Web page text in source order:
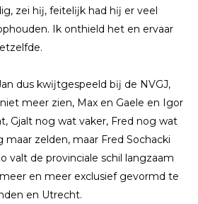
zei hĳ, feitelĳk had hĳ er veel
Ik onthield het en ervaar
dus kwĳtgespeeld bĳ de NVGJ,
meer zien, Max en Gaele en Igor
Gjalt nog wat vaker, Fred nog wat
zelden, maar Fred Sochacki
valt de provinciale schil langzaam
en meer exclusief gevormd te
en Utrecht.